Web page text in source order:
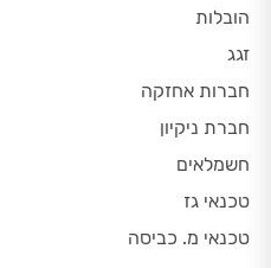
הובלות
זגג
חברות אחזקה
חברת ניקיון
חשמלאים
טכנאי גז
טכנאי מ. כביסה